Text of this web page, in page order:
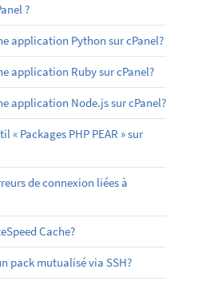
?
application Python sur cPanel?
application Ruby sur cPanel?
application Node.js sur cPanel?
« Packages PHP PEAR » sur
de connexion liées à
Cache?
pack mutualisé via SSH?